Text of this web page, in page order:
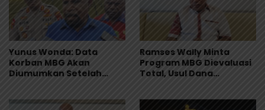
Yunus Wonda: Data
Korban MBG Akan
Diumumkan Setelah
Ramses Wally Minta
Program MBG Dievaluasi
Total, Usul Dana